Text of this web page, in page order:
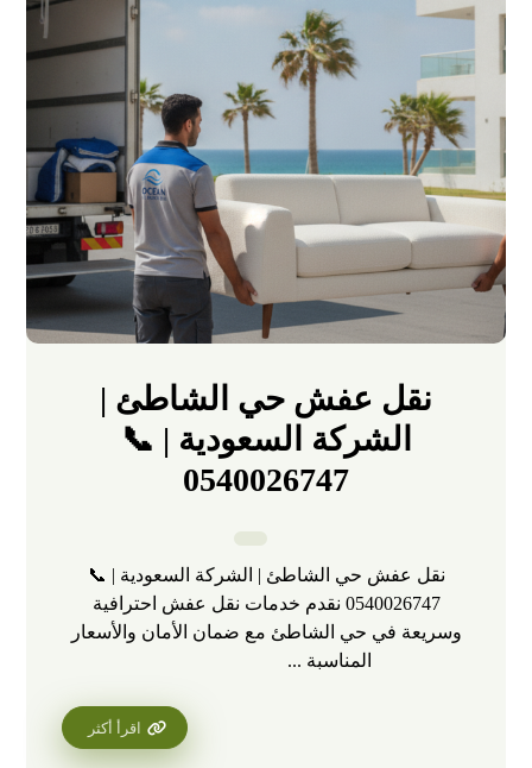
نقل عفش حي الشاطئ |
الشركة السعودية | 📞
0540026747
نقل عفش حي الشاطئ | الشركة السعودية | 📞
0540026747 نقدم خدمات نقل عفش احترافية
وسريعة في حي الشاطئ مع ضمان الأمان والأسعار
المناسبة ...
اقرأ أكثر